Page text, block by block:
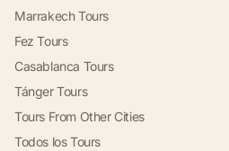
Marrakech Tours
Fez Tours
Casablanca Tours
Tánger Tours
Tours From Other Cities
Todos los Tours